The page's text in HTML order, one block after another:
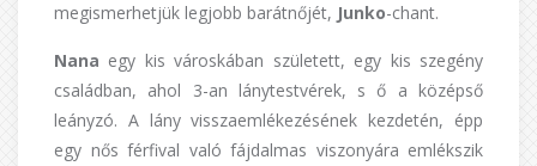
megismerhetjük legjobb barátnőjét, Junko-chant.
Nana egy kis városkában született, egy kis szegény
családban, ahol 3-an lánytestvérek, s ő a középső
leányzó. A lány visszaemlékezésének kezdetén, épp
egy nős férfival való fájdalmas viszonyára emlékszik